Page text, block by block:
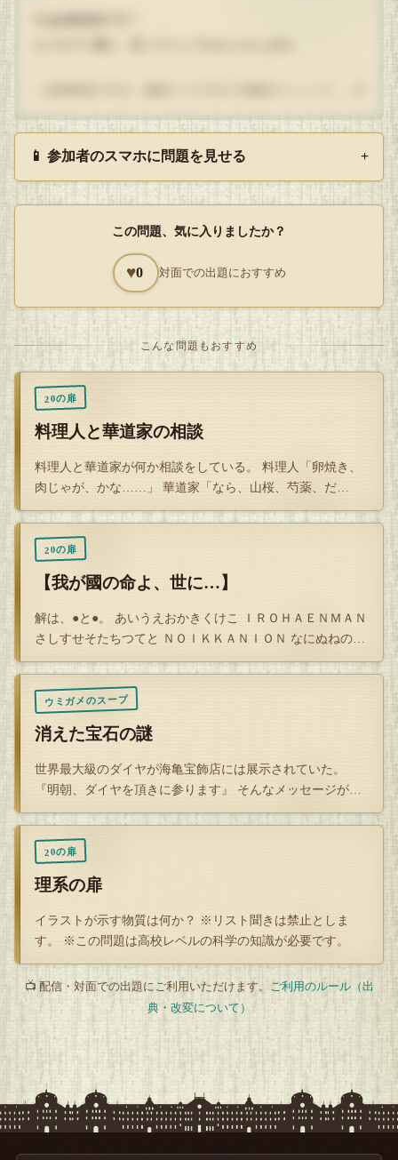
Q
解答を開封する
タップで封を割る
📱 参加者のスマホに問題を見せる +
この問題、気に入りましたか？
♥0 対面での出題におすすめ
こんな問題もおすすめ
20の扉
料理人と華道家の相談
料理人と華道家が何か相談をしている。 料理人「卵焼き、
肉じゃが、かな……」 華道家「なら、山桜、芍薬、だ
ね……」 二人は…
20の扉
【我が國の命よ、世に…】
解は、●と●。 あいうえおかきくけこ ＩＲＯＨＡＥＮＭＡＮ
さしすせそたちつてと ＮＯＩＫＫＡＮＩＯＮ なにぬねのは
ひふ…
ウミガメのスープ
消えた宝石の謎
世界最大級のダイヤが海亀宝飾店には展示されていた。
『明朝、ダイヤを頂きに参ります』 そんなメッセージが届
けられ、海亀宝…
20の扉
理系の扉
イラストが示す物質は何か？ ※リスト聞きは禁止としま
す。 ※この問題は高校レベルの科学の知識が必要です。
📺 配信・対面での出題にご利用いただけます。
ご利用のルール（出
典・改変について）